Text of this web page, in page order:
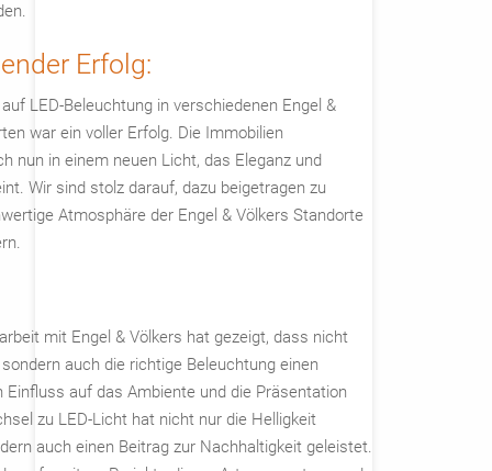
Erfolg:
LED-Beleuchtung in verschiedenen Engel &
war ein voller Erfolg. Die Immobilien
nun in einem neuen Licht, das Eleganz und
Wir sind stolz darauf, dazu beigetragen zu
Atmosphäre der Engel & Völkers Standorte
mit Engel & Völkers hat gezeigt, dass nicht
auch die richtige Beleuchtung einen
Einfluss auf das Ambiente und die Präsentation
zu LED-Licht hat nicht nur die Helligkeit
auch einen Beitrag zur Nachhaltigkeit geleistet.